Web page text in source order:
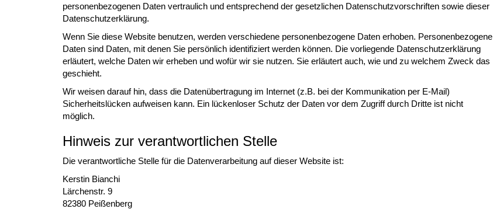
personenbezogenen Daten vertraulich und entsprechend der gesetzlichen Datenschutzvorschriften sowie dieser
Datenschutzerklärung.
Wenn Sie diese Website benutzen, werden verschiedene personenbezogene Daten erhoben. Personenbezogene
Daten sind Daten, mit denen Sie persönlich identifiziert werden können. Die vorliegende Datenschutzerklärung
erläutert, welche Daten wir erheben und wofür wir sie nutzen. Sie erläutert auch, wie und zu welchem Zweck das
geschieht.
Wir weisen darauf hin, dass die Datenübertragung im Internet (z.B. bei der Kommunikation per E-Mail)
Sicherheitslücken aufweisen kann. Ein lückenloser Schutz der Daten vor dem Zugriff durch Dritte ist nicht
möglich.
Hinweis zur verantwortlichen Stelle
Die verantwortliche Stelle für die Datenverarbeitung auf dieser Website ist:
Kerstin Bianchi
Lärchenstr. 9
82380 Peißenberg